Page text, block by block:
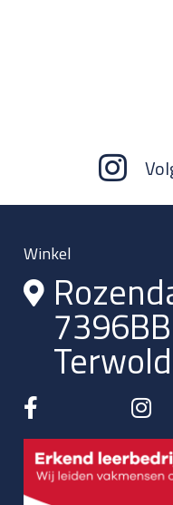
Winkel
7396BB